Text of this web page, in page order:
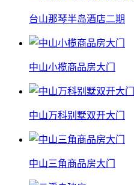
台山那琴半岛酒店二期
中山小榄商品房大门
中山万科别墅双开大门
中山三角商品房大门